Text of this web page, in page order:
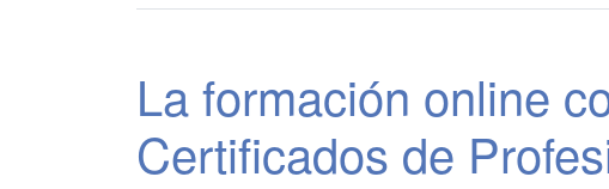
La formación online
Certificados de